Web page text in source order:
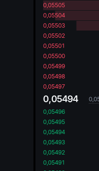
0,05505
0,05504
0,05503
0,05502
0,05501
0,05500
0,05499
0,05498
0,05497
0,05494
0,05496
0,05495
0,05494
0,05493
0,05492
0,05491